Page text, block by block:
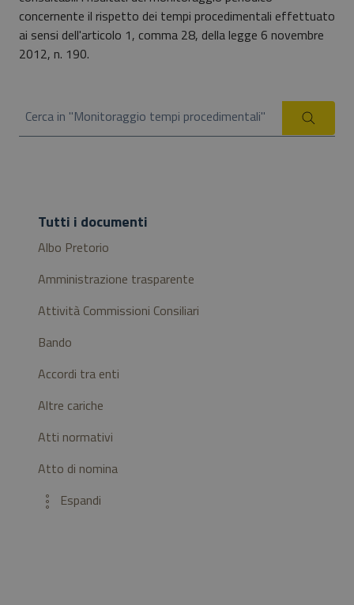
concernente il rispetto dei tempi procedimentali effettuato
ai sensi dell'articolo 1, comma 28, della legge 6 novembre
2012, n. 190.
Cerca in "Monitoraggio tempi procedimentali"
Cerca
Tutti i documenti
Albo Pretorio
Amministrazione trasparente
Attività Commissioni Consiliari
Bando
Accordi tra enti
Altre cariche
Atti normativi
Atto di nomina